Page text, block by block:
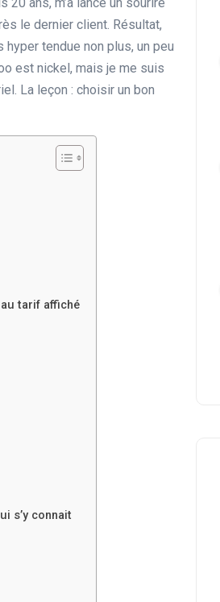
le dernier client. Résultat,
hyper tendue non plus, un peu
est nickel, mais je me suis
La leçon : choisir un bon
au tarif affiché
s’y connait